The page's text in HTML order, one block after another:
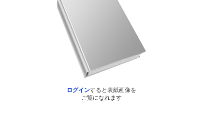
ログインすると表紙画像を
ご覧になれます